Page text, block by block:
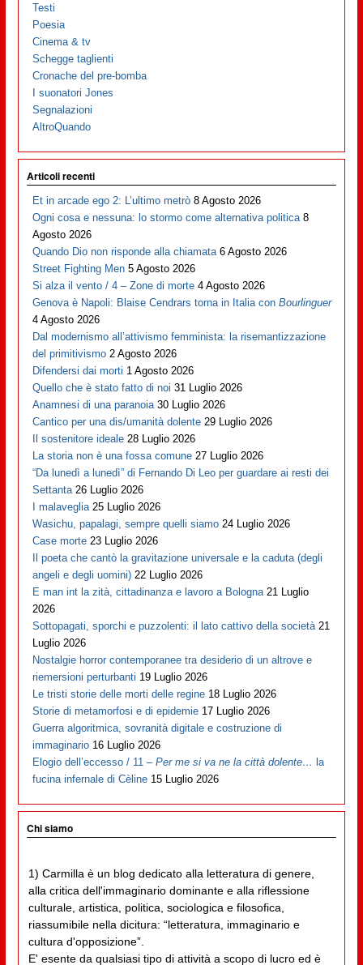
Testi
Poesia
Cinema & tv
Schegge taglienti
Cronache del pre-bomba
I suonatori Jones
Segnalazioni
AltroQuando
Articoli recenti
Et in arcade ego 2: L’ultimo metrò 8 Agosto 2026
Ogni cosa e nessuna: lo stormo come alternativa politica 8
Agosto 2026
Quando Dio non risponde alla chiamata 6 Agosto 2026
Street Fighting Men 5 Agosto 2026
Si alza il vento / 4 – Zone di morte 4 Agosto 2026
Genova è Napoli: Blaise Cendrars torna in Italia conBourlinguer
4 Agosto 2026
Dal modernismo all’attivismo femminista: la risemantizzazione
del primitivismo 2 Agosto 2026
Difendersi dai morti 1 Agosto 2026
Quello che è stato fatto di noi 31 Luglio 2026
Anamnesi di una paranoia 30 Luglio 2026
Cantico per una dis/umanità dolente 29 Luglio 2026
Il sostenitore ideale 28 Luglio 2026
La storia non è una fossa comune 27 Luglio 2026
“Da lunedì a lunedì” di Fernando Di Leo per guardare ai resti dei
Settanta 26 Luglio 2026
I malaveglia 25 Luglio 2026
Wasichu, papalagi, sempre quelli siamo 24 Luglio 2026
Case morte 23 Luglio 2026
Il poeta che cantò la gravitazione universale e la caduta (degli
angeli e degli uomini) 22 Luglio 2026
E man int la zità, cittadinanza e lavoro a Bologna 21 Luglio
2026
Sottopagati, sporchi e puzzolenti: il lato cattivo della società 21
Luglio 2026
Nostalgie horror contemporanee tra desiderio di un altrove e
riemersioni perturbanti 19 Luglio 2026
Le tristi storie delle morti delle regine 18 Luglio 2026
Storie di metamorfosi e di epidemie 17 Luglio 2026
Guerra algoritmica, sovranità digitale e costruzione di
immaginario 16 Luglio 2026
Elogio dell’eccesso / 11 –Per me si va ne la città dolente… la
fucina infernale di Cèline 15 Luglio 2026
Chi siamo
1) Carmilla è un blog dedicato alla letteratura di genere,
alla critica dell'immaginario dominante e alla riflessione
culturale, artistica, politica, sociologica e filosofica,
riassumibile nella dicitura: “letteratura, immaginario e
cultura d'opposizione”.
E' esente da qualsiasi tipo di attività a scopo di lucro ed è